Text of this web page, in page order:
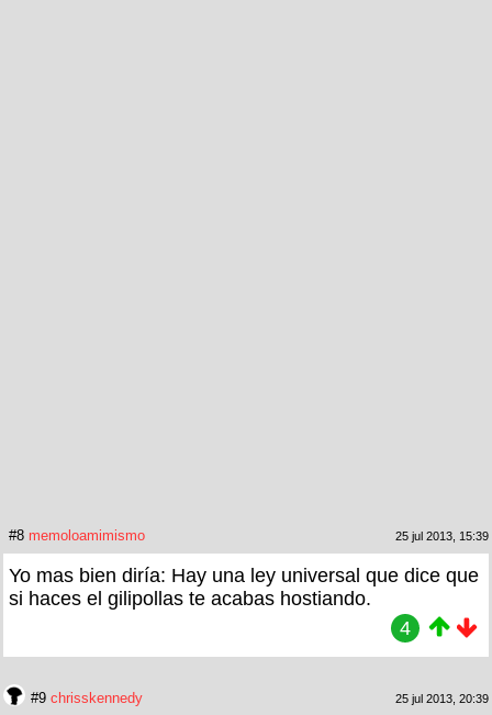
#8 memoloamimismo 25 jul 2013, 15:39
Yo mas bien diría: Hay una ley universal que dice que
si haces el gilipollas te acabas hostiando.
4
#9 chrisskennedy 25 jul 2013, 20:39